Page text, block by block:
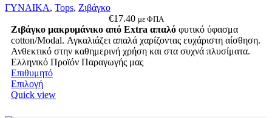
να
στη
σελίδα
του
προϊόντος
ΓΥΝΑΙΚΑ, Tops, Ζιβάγκο
€17.40 με ΦΠΑ
Ζιβάγκο μακρυμάνικο από Extra απαλό φυτικό ύφασμα
cotton/Modal. Αγκαλιάζει απαλά χαρίζοντας ευχάριστη αίσθηση.
Ανθεκτικό στην καθημερινή χρήση και στα συχνά πλυσίματα.
Ελληνικό Προϊόν Παραγωγής μας
Επιθυμητό
ΕπιλογήΑυτό
το
Quick view